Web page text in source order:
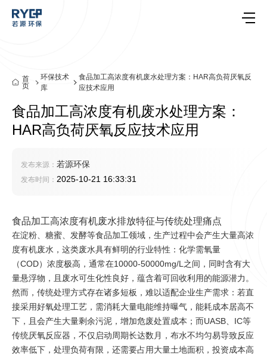
首
页
环保技术
库
食品加工高浓度有机废水处理方案：HAR高负荷厌氧反
应技术应用
食品加工高浓度有机废水处理方案：
HAR高负荷厌氧反应技术应用
发布来源： 若源环保
发布时间： 2025-10-21 16:33:31
食品加工高浓度有机废水排放特征与传统处理痛点
在淀粉、糖蜜、发酵等食品加工领域，生产过程中会产生大量高浓
度有机废水，这类废水具有鲜明的行业特性：化学需氧量
（COD）浓度极高，通常在10000-50000mg/L之间，同时含有大
量悬浮物，且废水可生化性良好，蕴含着可回收利用的能源潜力。
然而，传统处理方式存在诸多短板，难以适配企业生产需求：若直
接采用好氧处理工艺，需消耗大量电能维持曝气，能耗成本居高不
下，且会产生大量剩余污泥，增加危废处置成本；而UASB、IC等
传统厌氧反应器，不仅启动周期长达数月，布水不均匀易导致反应
效率低下，处理负荷有限，还需要占用大量土地面积，投资成本高